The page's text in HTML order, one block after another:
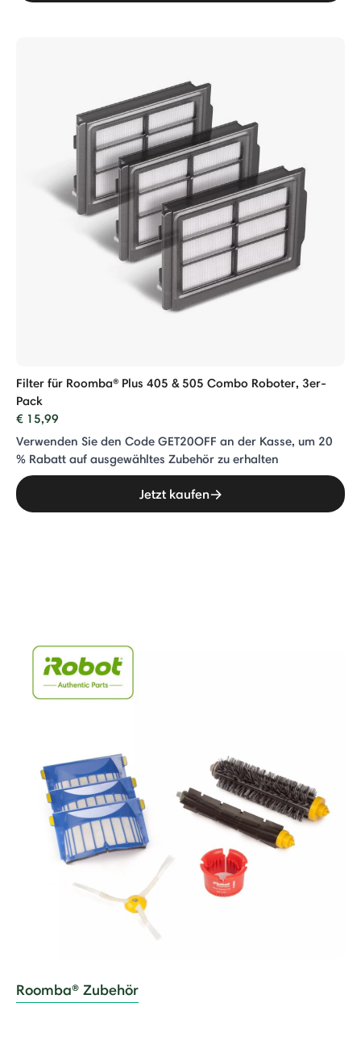
Filter für Roomba® Plus 405 & 505 Combo Roboter, 3er-
Pack
€ 15,99
Verwenden Sie den Code GET20OFF an der Kasse, um 20
% Rabatt auf ausgewähltes Zubehör zu erhalten
Jetzt kaufen
Roomba® Zubehör